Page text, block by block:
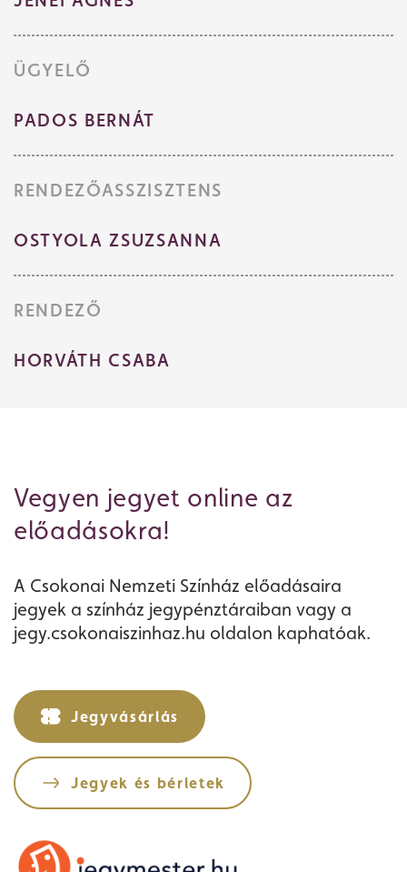
ÜGYELŐ
PADOS BERNÁT
RENDEZŐASSZISZTENS
OSTYOLA ZSUZSANNA
RENDEZŐ
HORVÁTH CSABA
Vegyen jegyet online az
előadásokra!
A Csokonai Nemzeti Színház előadásaira
jegyek a színház jegypénztáraiban vagy a
jegy.csokonaiszinhaz.hu oldalon kaphatóak.
Jegyvásárlás
Jegyek és bérletek